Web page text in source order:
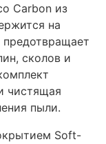
Carbon из
на
предотвращает
сколов и
чистящая
пыли.
Soft-